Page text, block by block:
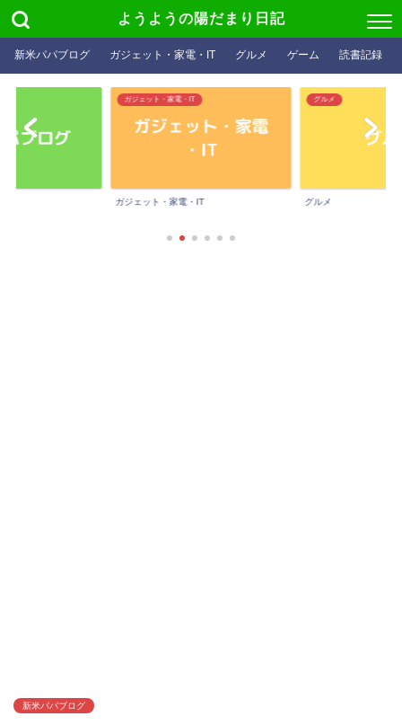
ようようの陽だまり日記
新米パパブログ ガジェット・家電・IT グルメ ゲーム 読書記録
ガジェット・家電・IT
ガジェット・家電・IT
グルメ
グルメ
新米パパブログ